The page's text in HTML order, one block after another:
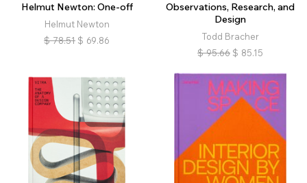
Helmut Newton: One-off
Helmut Newton
$ 78.51 $ 69.86
Observations, Research, and
Design
Todd Bracher
$ 95.66 $ 85.15